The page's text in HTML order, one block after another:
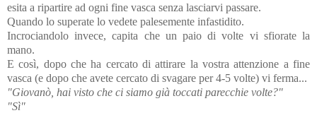
esita a ripartire ad ogni fine vasca senza lasciarvi passare.
Quando lo superate lo vedete palesemente infastidito.
Incrociandolo invece, capita che un paio di volte vi sfiorate la
mano.
E così, dopo che ha cercato di attirare la vostra attenzione a fine
vasca (e dopo che avete cercato di svagare per 4-5 volte) vi ferma...
"Giovanò, hai visto che ci siamo già toccati parecchie volte?"
"Sì"